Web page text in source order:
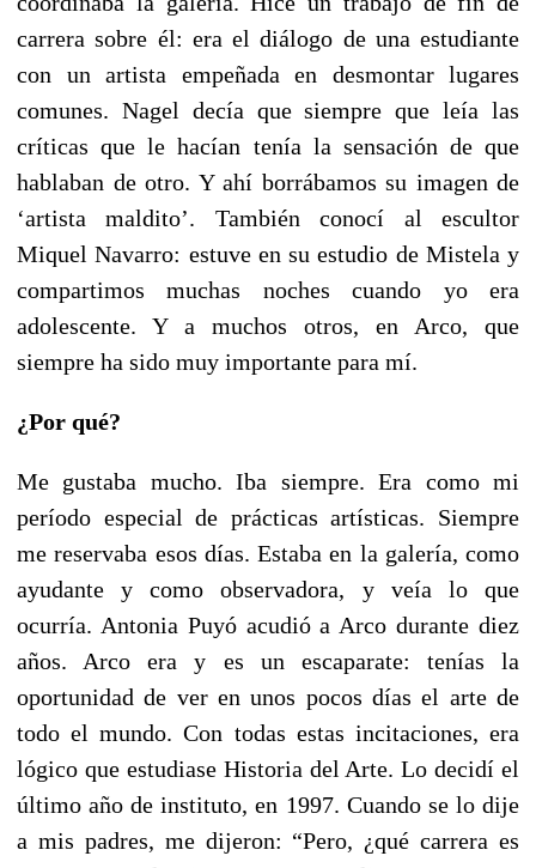
carrera sobre él: era el diálogo de una estudiante
con un artista empeñada en desmontar lugares
comunes. Nagel decía que siempre que leía las
críticas que le hacían tenía la sensación de que
hablaban de otro. Y ahí borrábamos su imagen de
‘artista maldito’. También conocí al escultor
Miquel Navarro: estuve en su estudio de Mistela y
compartimos muchas noches cuando yo era
adolescente. Y a muchos otros, en Arco, que
siempre ha sido muy importante para mí.
¿Por qué?
Me gustaba mucho. Iba siempre. Era como mi
período especial de prácticas artísticas. Siempre
me reservaba esos días. Estaba en la galería, como
ayudante y como observadora, y veía lo que
ocurría. Antonia Puyó acudió a Arco durante diez
años. Arco era y es un escaparate: tenías la
oportunidad de ver en unos pocos días el arte de
todo el mundo. Con todas estas incitaciones, era
lógico que estudiase Historia del Arte. Lo decidí el
último año de instituto, en 1997. Cuando se lo dije
a mis padres, me dijeron: “Pero, ¿qué carrera es